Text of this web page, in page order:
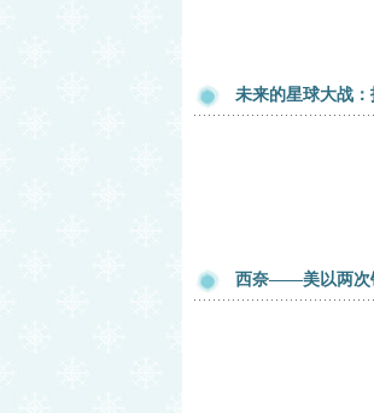
未来的星球大战
西奈——美以两次